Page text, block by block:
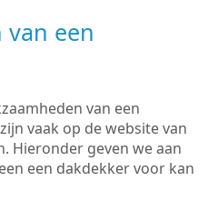
van een
van een
vaak op de website van
Hieronder geven we aan
een dakdekker voor kan